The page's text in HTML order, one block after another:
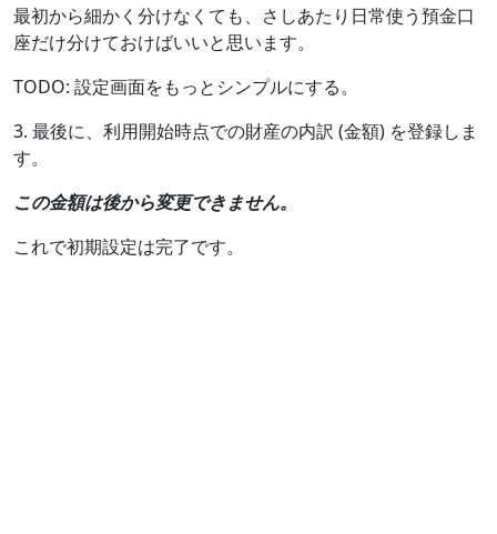
最初から細かく分けなくても、さしあたり日常使う預金口
座だけ分けておけばいいと思います。
TODO: 設定画面をもっとシンプルにする。
3. 最後に、利用開始時点での財産の内訳 (金額) を登録しま
す。
この金額は後から変更できません。
これで初期設定は完了です。